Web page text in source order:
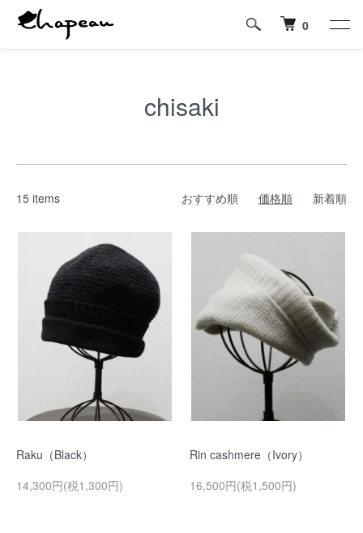
0
chisaki
15 items おすすめ順 価格順 新着順
Raku（Black）
14,300円(税1,300円)
Rin cashmere（Ivory）
16,500円(税1,500円)